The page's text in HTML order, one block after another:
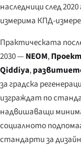
наследници след
измерима КПД-
Практическата
2030 — NEOM,
Qiddiya,
за градска
изграждат по
надвишаващи
социалното
стандарти за